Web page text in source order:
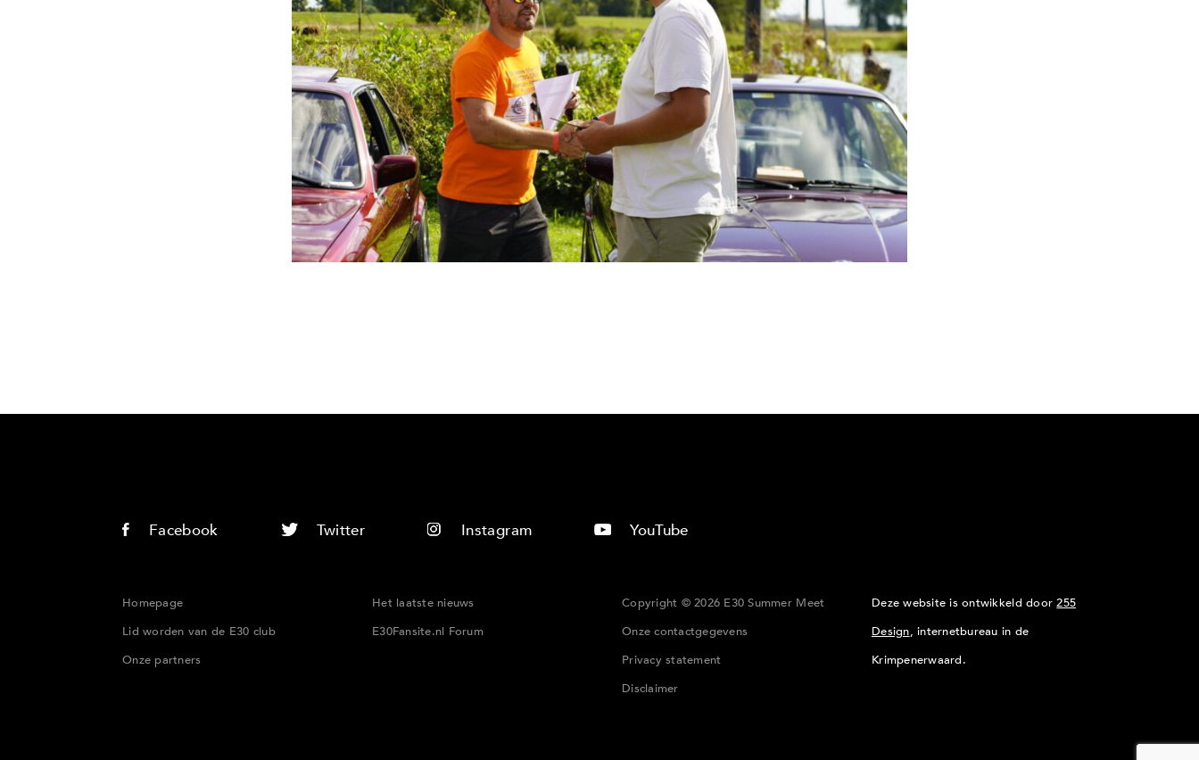
Facebook Twitter Instagram YouTube
Homepage
Lid worden van de E30 club
Onze partners
Het laatste nieuws
E30Fansite.nl Forum
Copyright © 2026 E30 Summer Meet
Onze contactgegevens
Privacy statement
Disclaimer
Deze website is ontwikkeld door255
Design, internetbureau in de
Krimpenerwaard.